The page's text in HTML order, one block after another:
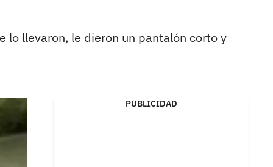
lo llevaron, le dieron un pantalón corto y
PUBLICIDAD